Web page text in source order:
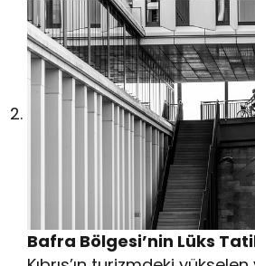
Bafra Bölgesi’nin Lüks